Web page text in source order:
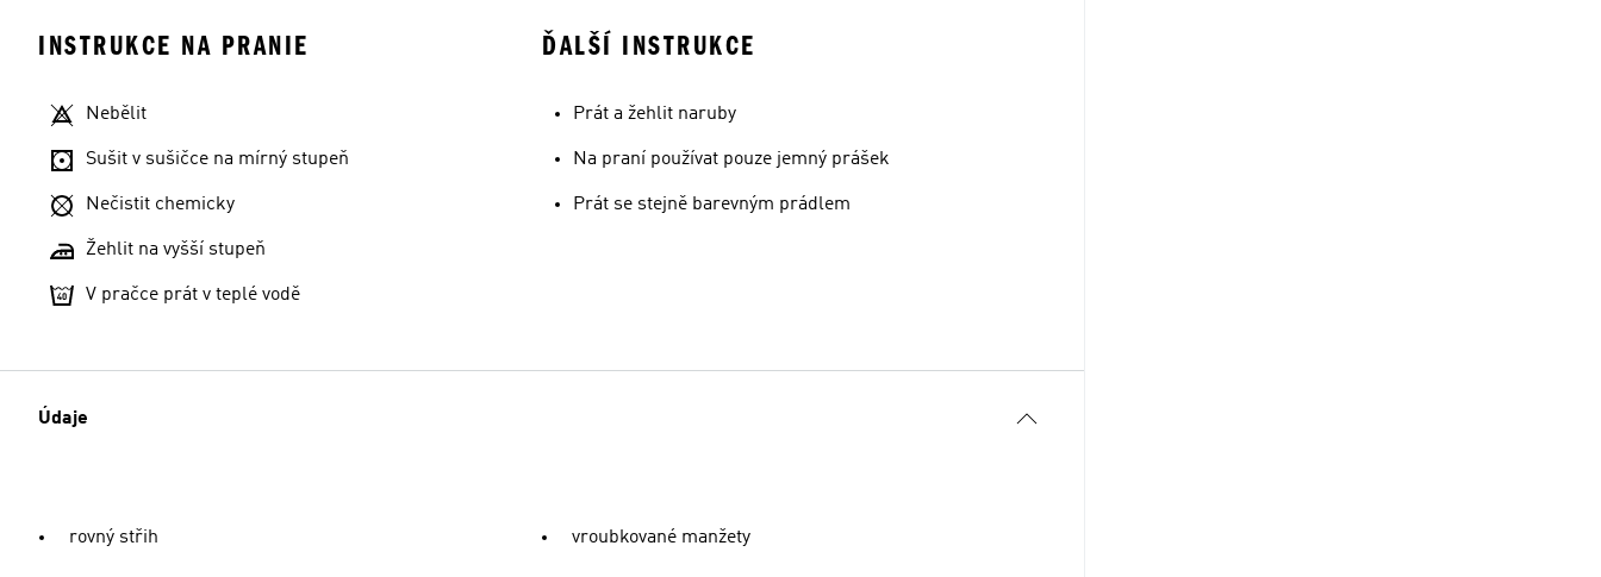
INSTRUKCE NA PRANIE
Nebělit
Sušit v sušičce na mírný stupeň
Nečistit chemicky
Žehlit na vyšší stupeň
V pračce prát v teplé vodě
ĎALŠÍ INSTRUKCE
Prát a žehlit naruby
Na praní používat pouze jemný prášek
Prát se stejně barevným prádlem
Údaje
rovný střih vroubkované manžety